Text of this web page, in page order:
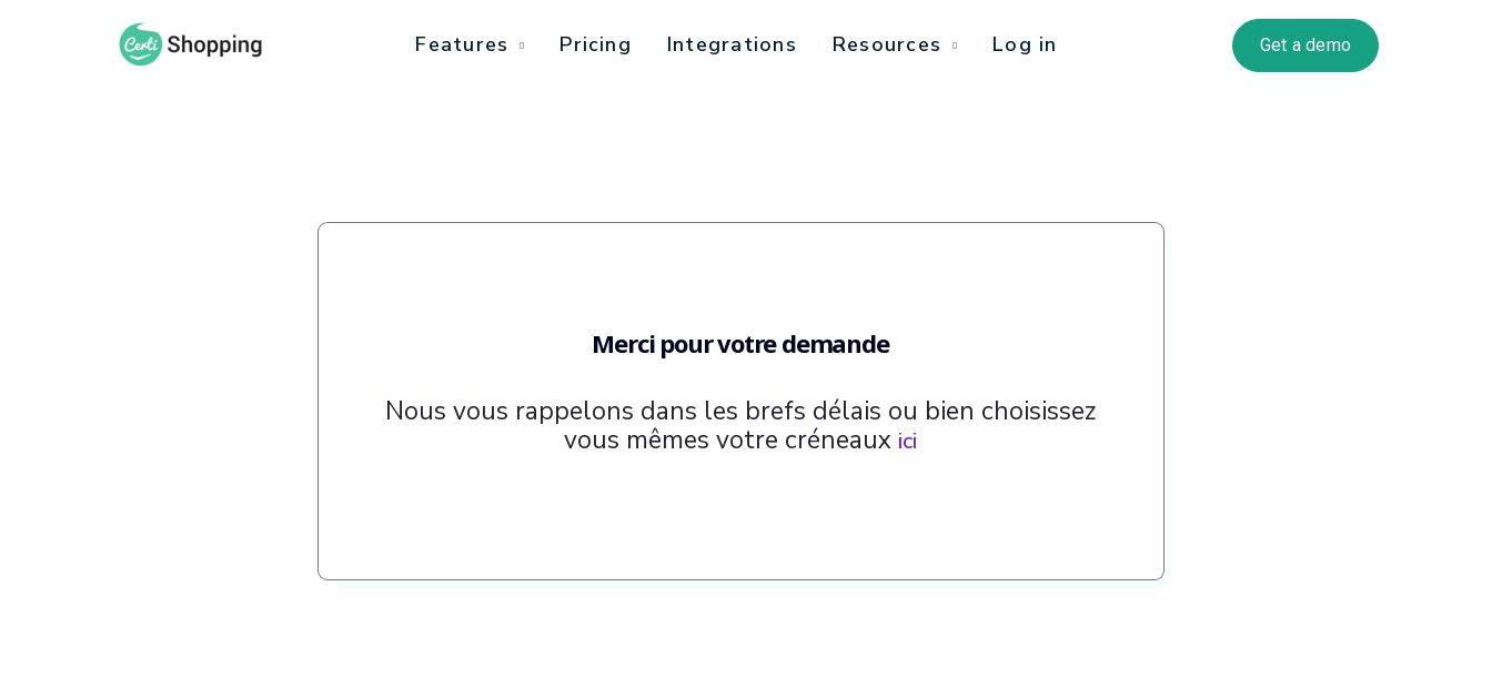
Features Pricing Integrations Resources Log in Get a demo
Merci pour votre demande
Nous vous rappelons dans les brefs délais ou bien choisissez
vous mêmes votre créneaux ici